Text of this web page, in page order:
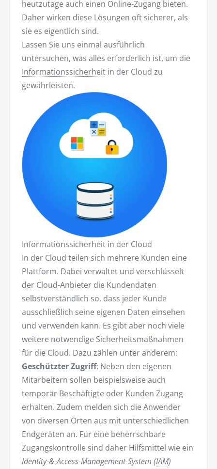
heutzutage auch einen Online-Zugang bieten.
Daher wirken diese Lösungen oft sicherer, als
sie es eigentlich sind.
Lassen Sie uns einmal ausführlich
untersuchen, was alles erforderlich ist, um die
Informationssicherheit in der Cloud zu
gewährleisten.
Informationssicherheit in der Cloud
In der Cloud teilen sich mehrere Kunden eine
Plattform. Dabei verwaltet und verschlüsselt
der Cloud-Anbieter die Kundendaten
selbstverständlich so, dass jeder Kunde
ausschließlich seine eigenen Daten einsehen
und verwenden kann. Es gibt aber noch viele
weitere notwendige Sicherheitsmaßnahmen
für die Cloud. Dazu zählen unter anderem:
Geschützter Zugriff: Neben den eigenen
Mitarbeitern sollen beispielsweise auch
temporär Beschäftigte oder Kunden Zugang
erhalten. Zudem melden sich die Anwender
von diversen Orten aus mit unterschiedlichen
Endgeräten an. Für eine beherrschbare
Zugangskontrolle sind daher Hilfsmittel wie ein
Identity-&-Access-Management-System (IAM)